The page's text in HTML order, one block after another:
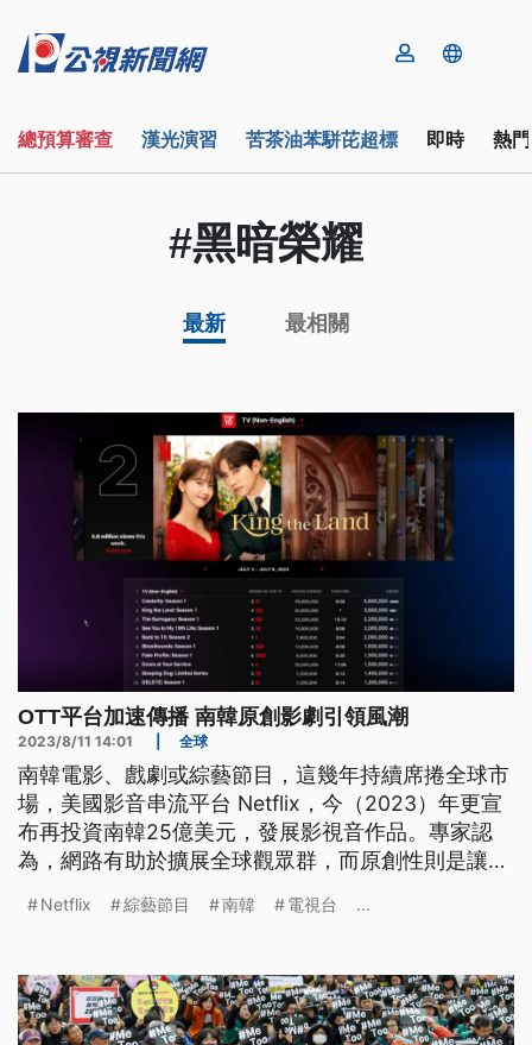
總預算審查 漢光演習 苦茶油苯駢芘超標 即時 熱
#黑暗榮耀
最新 最相關
OTT平台加速傳播 南韓原創影劇引領風潮
2023/8/11 14:01 全球
南韓電影、戲劇或綜藝節目，這幾年持續席捲全球市
場，美國影音串流平台 Netflix，今（2023）年更宣
布再投資南韓25億美元，發展影視音作品。專家認
為，網路有助於擴展全球觀眾群，而原創性則是讓南
Netflix 綜藝節目 南韓 電視台 ...